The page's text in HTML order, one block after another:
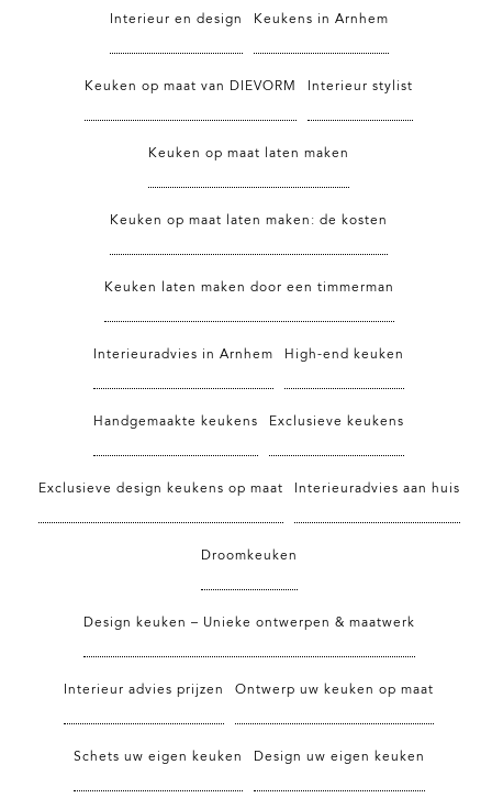
Interieur en design Keukens in Arnhem
Keuken op maat van DIEVORM Interieur stylist
Keuken op maat laten maken
Keuken op maat laten maken: de kosten
Keuken laten maken door een timmerman
Interieuradvies in Arnhem High-end keuken
Handgemaakte keukens Exclusieve keukens
Exclusieve design keukens op maat Interieuradvies aan huis
Droomkeuken
Design keuken – Unieke ontwerpen & maatwerk
Interieur advies prijzen Ontwerp uw keuken op maat
Schets uw eigen keuken Design uw eigen keuken